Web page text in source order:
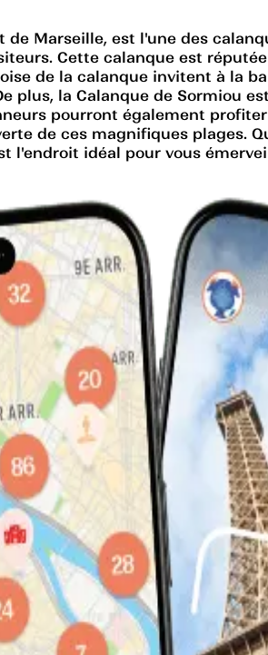
Marseille, est l'une des
Cette calanque est
de la calanque invitent à la
la Calanque de Sormiou
pourront également
de ces magnifiques plages.
l'endroit idéal pour vous